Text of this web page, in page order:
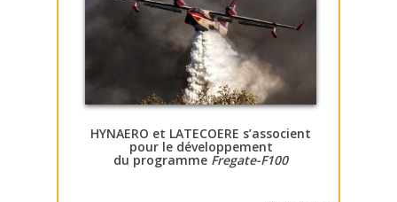
HYNAERO et LATECOERE s’associent
pour le développement
du programme Fregate-F100